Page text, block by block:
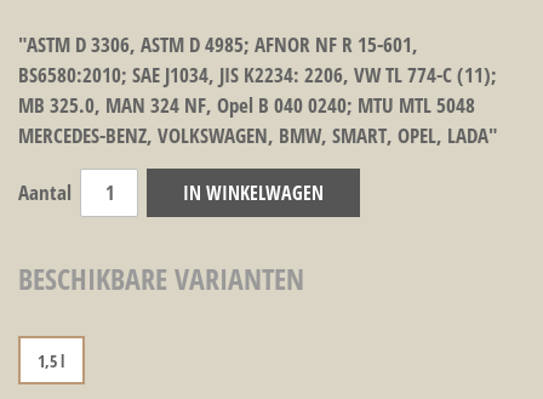
"ASTM D 3306, ASTM D 4985; AFNOR NF R 15-601,
BS6580:2010; SAE J1034, JIS K2234: 2206, VW TL 774-C (11);
MB 325.0, MAN 324 NF, Opel B 040 0240; MTU MTL 5048
MERCEDES-BENZ, VOLKSWAGEN, BMW, SMART, OPEL, LADA"
Aantal IN WINKELWAGEN
BESCHIKBARE VARIANTEN
1,5 l